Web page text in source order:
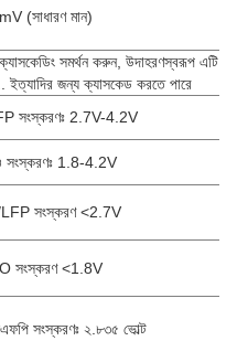
(সাধারণ মান)
ক্যাসকেডিং সমর্থন করুন, উদাহরণস্বরূপ এটি
জন্য ক্যাসকেড করতে পারে
সংস্করণঃ 2.7V-4.2V
সংস্করণঃ 1.8-4.2V
সংস্করণ <2.7V
সংস্করণ <1.8V
সংস্করণঃ ২.৮৩৫ ভোল্ট